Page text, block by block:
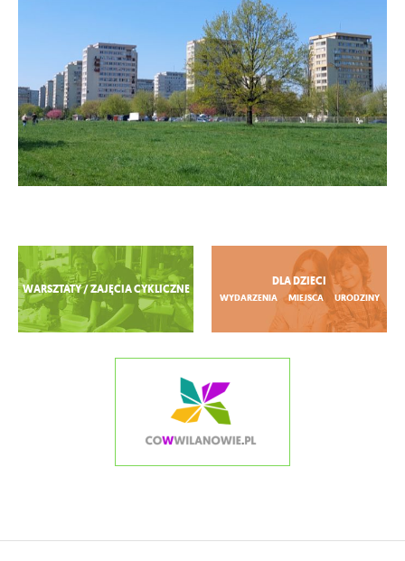
Zobacz więcej
WARSZTATY / ZAJĘCIA CYKLICZNE
DLA DZIECI
WYDARZENIA MIEJSCA URODZINY